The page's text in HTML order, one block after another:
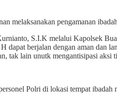
melaksanakan pengamanan
S.I.K melalui Kapolsek
dapat berjalan dengan aman dan
tak lain unutk mengantisipasi
Polri di lokasi tempat